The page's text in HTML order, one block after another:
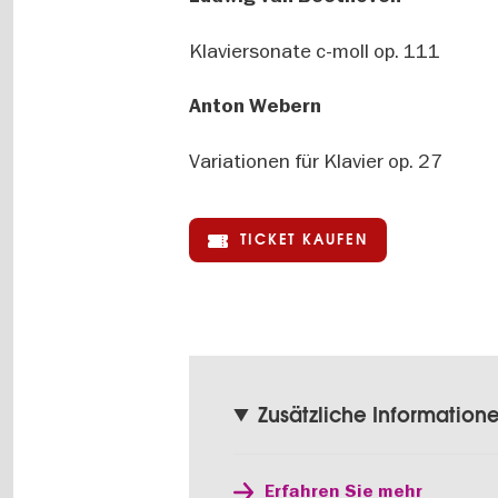
Klaviersonate c-moll op. 111
Anton Webern
Variationen für Klavier op. 27
TICKET KAUFEN
Zusätzliche
Erfahren Sie mehr